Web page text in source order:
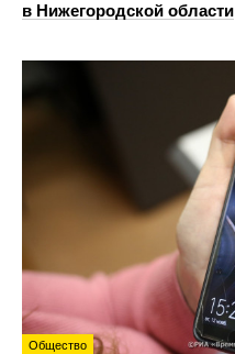
в Нижегородской области
Общество